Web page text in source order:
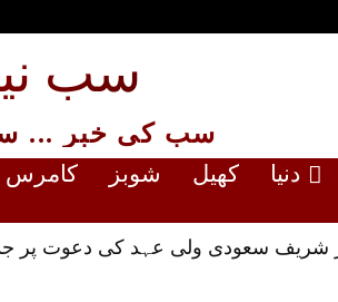
سب
سب کی خبر ...
دنیا کھیل شوبز کامرس
شریف سعودی ولی عہد کی دعوت پر جدہ